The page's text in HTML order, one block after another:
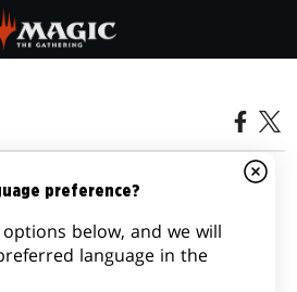
ルド その２
09/17
preference?
below, and we will
language in the